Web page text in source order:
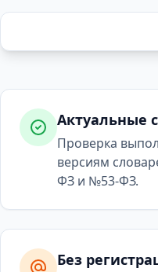
Актуальные
Проверка
версиям
ФЗ и №53-ФЗ.
Без